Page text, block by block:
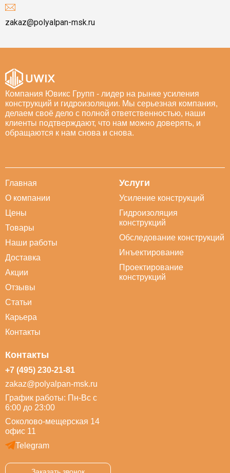
zakaz@polyalpan-msk.ru
Компания Ювикс Групп - лидер на рынке усиления
конструкций и гидроизоляции. Мы серьезная компания,
делаем своё дело с полной ответственностью, наши
клиенты подтверждают, что нам можно доверять, и
обращаются к нам снова и снова.
Главная
О компании
Цены
Товары
Наши работы
Доставка
Акции
Отзывы
Статьи
Карьера
Контакты
Услуги
Усиление конструкций
Гидроизоляция
конструкций
Обследование конструкций
Инъектирование
Проектирование
конструкций
Контакты
+7 (495) 230-21-81
zakaz@polyalpan-msk.ru
График работы: Пн-Вс с
6:00 до 23:00
Соколово-мещерская 14
офис 11
Telegram